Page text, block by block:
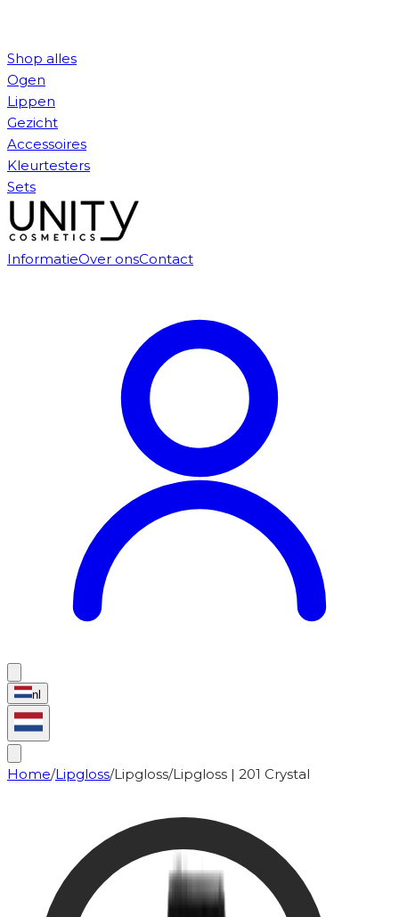
Shop alles
Ogen
Lippen
Gezicht
Accessoires
Kleurtesters
Sets
InformatieOver onsContact
nl
Home/Lipgloss/Lipgloss/Lipgloss | 201 Crystal